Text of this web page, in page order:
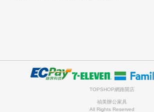
TOPSHOP網路開店
禎美辦公家具
All Rights Reserved